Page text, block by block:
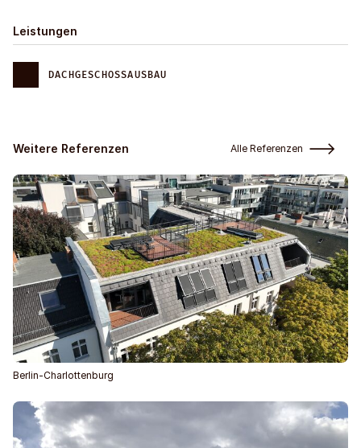
Leistungen
DACHGESCHOSS­­AUSBAU
Weitere Referenzen Alle Referenzen
Berlin-Charlottenburg